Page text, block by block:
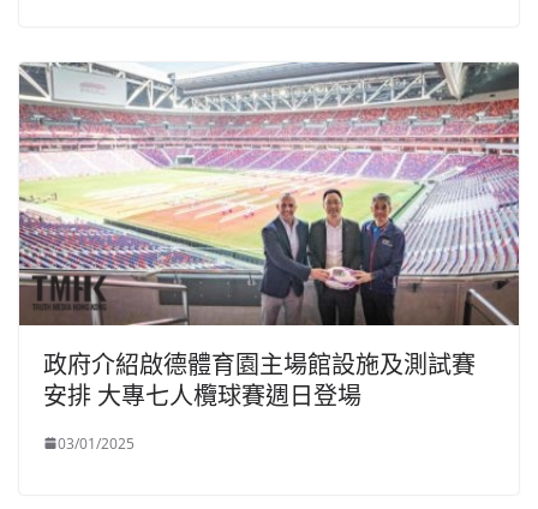
政府介紹啟德體育園主場館設施及測試賽
安排 大專七人欖球賽週日登場
03/01/2025